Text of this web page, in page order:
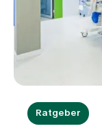
Ratgeber